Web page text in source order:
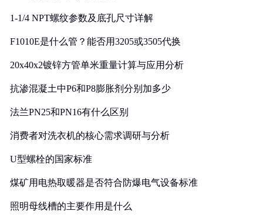
1-1/4 NPT螺纹参数及底孔尺寸详解
F1010E是什么管？能否用3205或3505代换
20x40x2镀锌方管单米重量计算与应用分析
抗渗混凝土中P6和P8膨胀剂分别加多少
法兰PN25和PN16有什么区别
消费者对洗衣机的核心需求调研与分析
U型螺栓的国家标准
煤矿用电热取暖器是否符合防爆电气设备标准
照明母线槽的主要作用是什么